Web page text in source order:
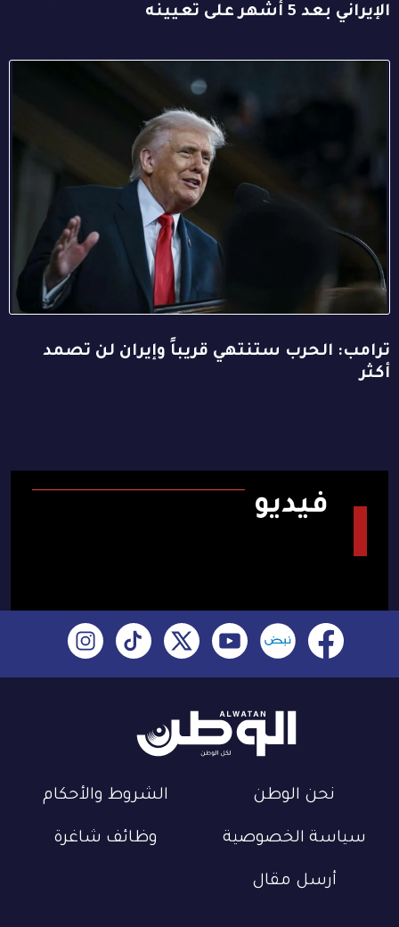
الإيراني بعد 5 أشهر على تعيينه
ترامب: الحرب ستنتهي قريباً وإيران لن تصمد
أكثر
فيديو
نحن الوطن الشروط والأحكام
سياسة الخصوصية وظائف شاغرة
أرسل مقال